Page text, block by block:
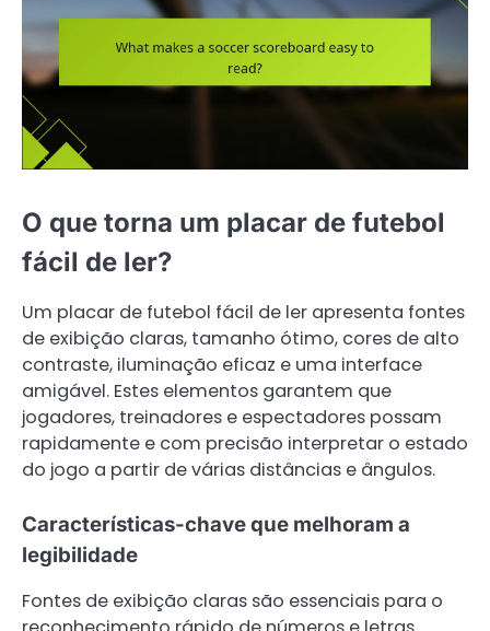
O que torna um placar de futebol
fácil de ler?
Um placar de futebol fácil de ler apresenta fontes
de exibição claras, tamanho ótimo, cores de alto
contraste, iluminação eficaz e uma interface
amigável. Estes elementos garantem que
jogadores, treinadores e espectadores possam
rapidamente e com precisão interpretar o estado
do jogo a partir de várias distâncias e ângulos.
Características-chave que melhoram a
legibilidade
Fontes de exibição claras são essenciais para o